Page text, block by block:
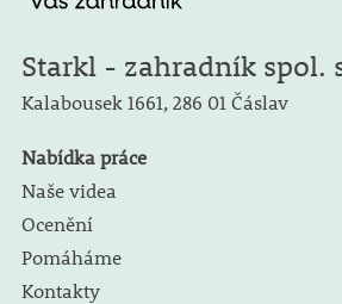
Starkl - zahradník spol.
Kalabousek 1661, 286 01 Čáslav
Nabídka práce
Naše videa
Ocenění
Pomáháme
Kontakty